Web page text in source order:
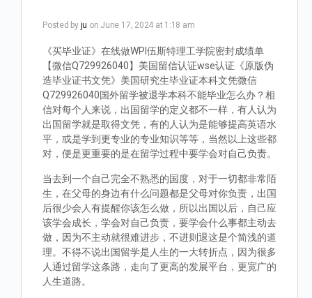
Posted by ju on June 17, 2024 at 1:18 am
《买毕业证》在线做WPI伍斯特理工学院密封成绩单
【微信Q729926040】美国留信认证wse认证《原版伪
造毕业证书文凭》美国研究生毕业证本科文凭微信
Q729926040国外留学被退学本科不能毕业怎么办？相
信对每个人来说，出国留学的定义都不一样，有人认为
出国留学就是取得文凭，有的人认为是能够提高英语水
平，或是学到更专业的专业知识等等，当然以上这些都
对，便是更重要的是在留学过程中要学会对自己负责。
当去到一个自己完全不熟悉的国度，对于一切都非常陌
生，在父母的身边有什么问题都是父母对你负责，出国
后很少会人有提醒你该怎么做，所以出国以后，自己应
该学会成长，学会对自己负责，要学会什么事都主动去
做，因为不主动就很难进步，不进则退这是个简浅的道
理。不得不说出国留学是人生的一大转折点，因为很多
人通过留学这条路，走向了更高的发展平台，更宽广的
人生道路。